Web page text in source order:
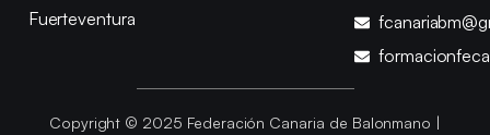
Fuerteventura
Copyright © 2025 Federación Canaria de Balonmano |